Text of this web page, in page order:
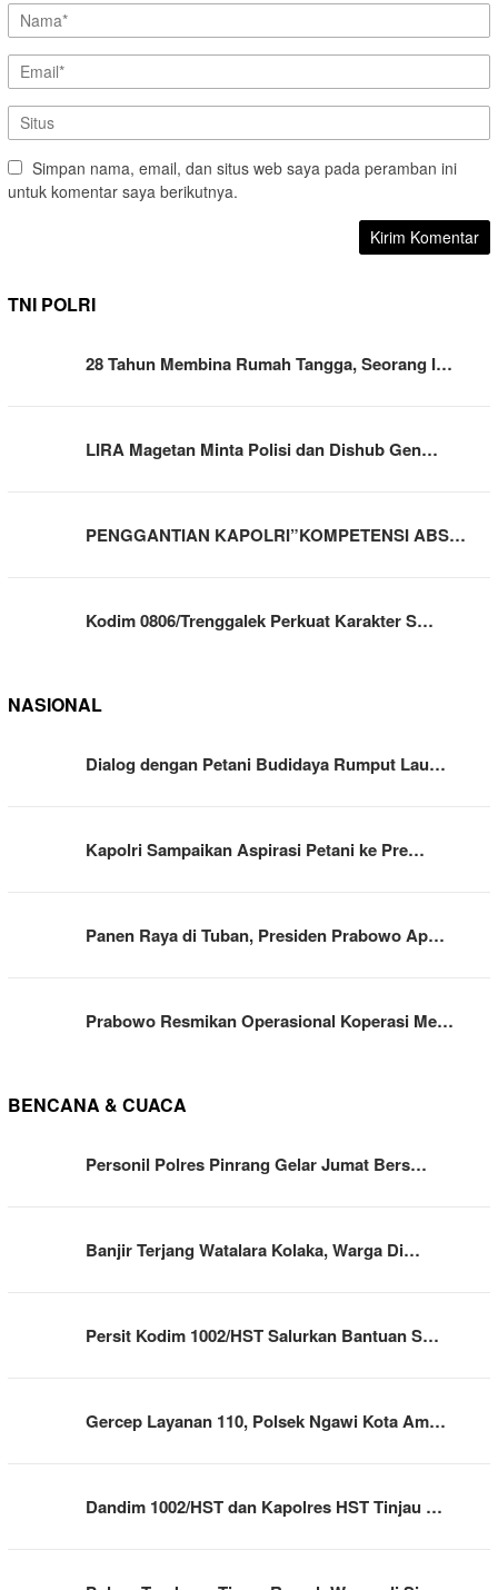
Simpan nama, email, dan situs web saya pada peramban ini
untuk komentar saya berikutnya.
TNI POLRI
28 Tahun Membina Rumah Tangga, Seorang I…
LIRA Magetan Minta Polisi dan Dishub Gen…
PENGGANTIAN KAPOLRI”KOMPETENSI ABS…
Kodim 0806/Trenggalek Perkuat Karakter S…
NASIONAL
Dialog dengan Petani Budidaya Rumput Lau…
Kapolri Sampaikan Aspirasi Petani ke Pre…
Panen Raya di Tuban, Presiden Prabowo Ap…
Prabowo Resmikan Operasional Koperasi Me…
BENCANA & CUACA
Personil Polres Pinrang Gelar Jumat Bers…
Banjir Terjang Watalara Kolaka, Warga Di…
Persit Kodim 1002/HST Salurkan Bantuan S…
Gercep Layanan 110, Polsek Ngawi Kota Am…
Dandim 1002/HST dan Kapolres HST Tinjau …